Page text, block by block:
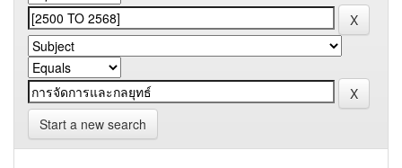
Start a new search